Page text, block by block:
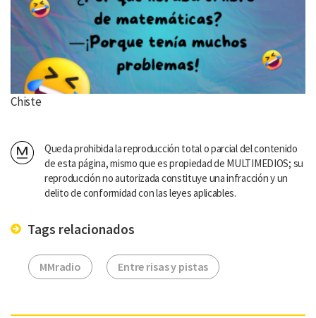
Chiste
Queda prohibida la reproducción total o parcial del contenido
de esta página, mismo que es propiedad de MULTIMEDIOS; su
reproducción no autorizada constituye una infracción y un
delito de conformidad con las leyes aplicables.
Tags relacionados
MMradio Entre risas y pistas